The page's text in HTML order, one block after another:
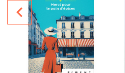
navigate_before